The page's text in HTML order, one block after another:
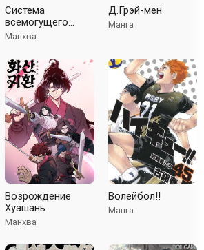
Система
всемогущего
дизайнера
Манхва
Д.Грэй-мен
Манга
Возрождение
Хуашань
Манхва
Волейбол!!
Манга